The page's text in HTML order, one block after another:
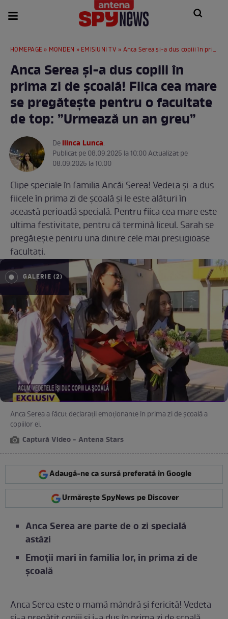
HOMEPAGE » MONDEN » EMISIUNI TV » Anca Serea și-a dus copiii în prima zi de școală! Fiica cea mare se pregătește pentru o facultate de top: ”Urmează un an greu”
Anca Serea și-a dus copiii în
prima zi de școală! Fiica cea mare
se pregătește pentru o facultate
de top: ”Urmează un an greu”
DeIlinca Lunca.
Publicat pe 08.09.2025 la 10:00 Actualizat pe
08.09.2025 la 10:00
Clipe speciale în familia Ancăi Serea! Vedeta și-a dus
fiicele în prima zi de școală și le este alături în
această perioadă specială. Pentru fiica cea mare este
ultima festivitate, pentru că termină liceul. Sarah se
pregătește pentru una dintre cele mai prestigioase
facultați.
GALERIE (2)
Anca Serea a făcut declarații emoționante în prima zi de școală a
copiilor ei.
Captură Video - Antena Stars
Adaugă-ne ca sursă preferată în Google
Urmărește SpyNews pe Discover
Anca Serea are parte de o zi specială
astăzi
Emoții mari în familia lor, în prima zi de
școală
Anca Serea este o mamă mândră și fericită! Vedeta